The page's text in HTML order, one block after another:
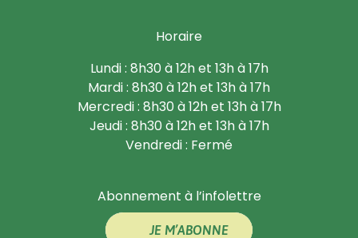
Horaire
Lundi : 8h30 à 12h et 13h à 17h
Mardi : 8h30 à 12h et 13h à 17h
Mercredi : 8h30 à 12h et 13h à 17h
Jeudi : 8h30 à 12h et 13h à 17h
Vendredi : Fermé
Abonnement à l’infolettre
JE M’ABONNE